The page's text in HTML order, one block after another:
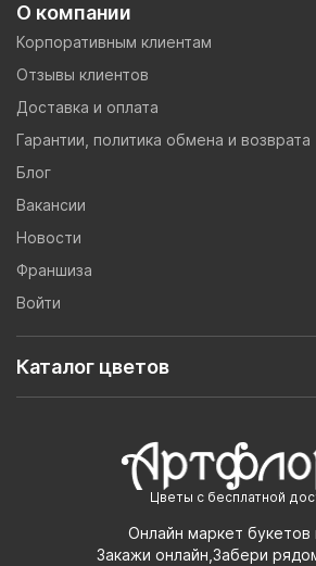
Цветы с бесплатной
Онлайн маркет букетов
Закажи онлайн,Забери
О компании
Корпоративным клиентам
Отзывы клиентов
Доставка и оплата
Гарантии, политика обмена и возврата
Блог
Вакансии
Новости
Франшиза
Войти
Каталог цветов